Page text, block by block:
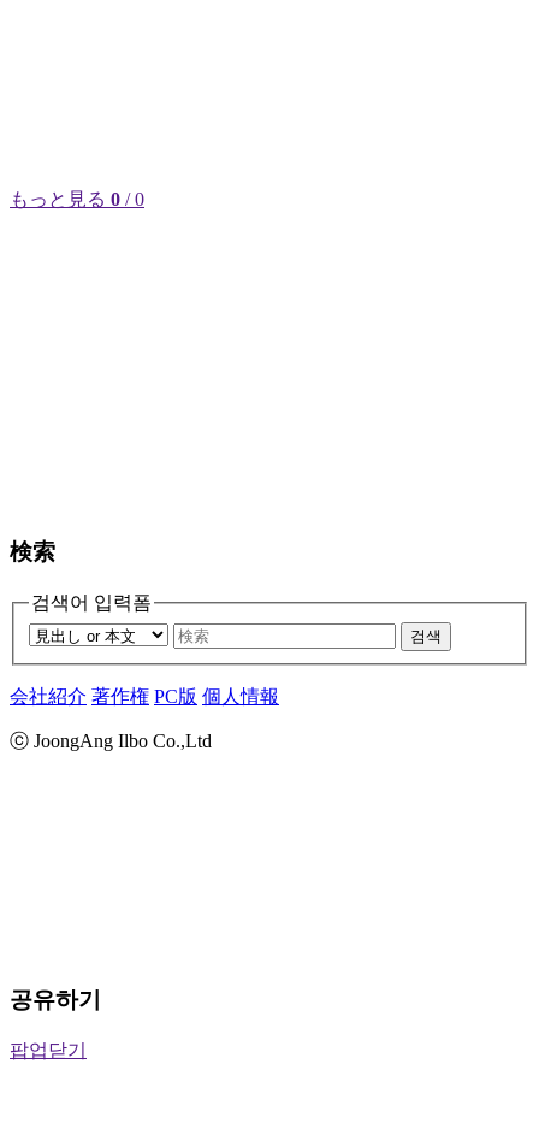
もっと見る 0 / 0
検索
검색어 입력폼
검색
会社紹介 著作権 PC版 個人情報
ⓒ JoongAng Ilbo Co.,Ltd
공유하기
팝업닫기